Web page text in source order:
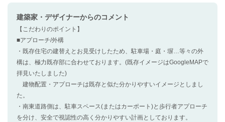
建築家・デザイナーからのコメント
【こだわりのポイント】
■アプローチ/外構
・既存住宅の建替えとお見受けしたため、駐車場・庭・塀…等々の外
構は、極力既存部に合わせております。(既存イメージはGoogleMAPで
拝見いたしました)
建物配置・アプローチは既存と似た分かりやすいイメージとしまし
た。
・南東道路側は、駐車スペース(またはカーポート)と歩行者アプローチ
を分け、安全で視認性の高く分かりやすい計画としております。